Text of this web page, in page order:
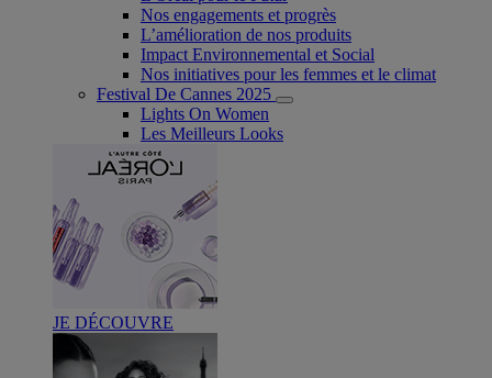
Nos engagements et progrès
L’amélioration de nos produits
Impact Environnemental et Social
Nos initiatives pour les femmes et le climat
Festival De Cannes 2025
Lights On Women
Les Meilleurs Looks
JE DÉCOUVRE